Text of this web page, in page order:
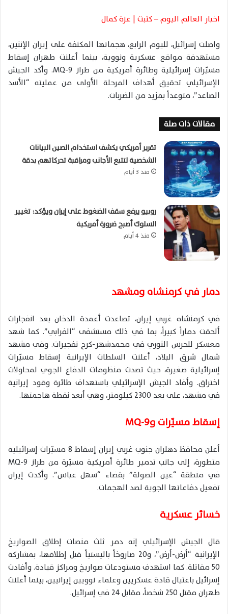
ن
اخبار العالم اليوم – كتبت | عزة كمال
واصلت إسرائيل، لليوم الرابع، هجماتها المكثفة على إيران الإثنين،
مستهدفة مواقع عسكرية ونووية، بينما أعلنت طهران إسقاط
مسيّرات إسرائيلية وطائرة أمريكية من طراز MQ-9. وأكد الجيش
الإسرائيلي تحقيق أهداف المرحلة الأولى من عمليته “الأسد
الصاعد”، متوعداً بمزيد من الضربات.
مقالات ذات صلة
تقرير أمريكي يكشف استخدام الصين البيانات
الشخصية لتتبع الأجانب ومراقبة تحركاتهم بدقة
منذ 3 أيام
روبيو يرفع سقف الضغوط على إيران ويؤكد: تغيير
السلوك أصبح ضرورة أمريكية
منذ 4 أيام
دمار في كرمنشاه ومشهد
في كرمنشاه غربي إيران، تصاعدت أعمدة الدخان بعد انفجارات
ألحقت دماراً كبيراً، بما في ذلك مستشفى “الفرابي”. كما شهد
معسكر للحرس الثوري في محمدشهر-كرج تفجيرات. وفي مشهد
شمال شرق البلاد، أعلنت السلطات الإيرانية إسقاط مسيّرات
إسرائيلية صغيرة، حيث تصدت منظومات الدفاع الجوي لمحاولات
اختراق. وأفاد الجيش الإسرائيلي باستهداف طائرة وقود إيرانية
في مشهد، على بعد 2300 كيلومتر، وهي أبعد نقطة هاجمتها.
إسقاط مسيّرات وMQ-9
أعلن محافظ دهلران جنوب غربي إيران إسقاط 8 مسيّرات إسرائيلية
متطورة، إلى جانب تدمير طائرة أمريكية مسيّرة من طراز MQ-9
في منطقة “عين الصولة” بقضاء “سهل عباس”. وأكدت إيران
تفعيل دفاعاتها الجوية لصد الهجمات.
خسائر عسكرية
قال الجيش الإسرائيلي إنه دمر ثلث منصات إطلاق الصواريخ
الإيرانية “أرض-أرض”، و20 صاروخاً باليستياً قبل إطلاقها، بمشاركة
50 مقاتلة. كما استهدف مستودعات صواريخ ومراكز قيادة. وأفادت
إسرائيل باغتيال قادة عسكريين وعلماء نوويين إيرانيين، بينما أعلنت
طهران مقتل 250 شخصاً، مقابل 24 في إسرائيل.